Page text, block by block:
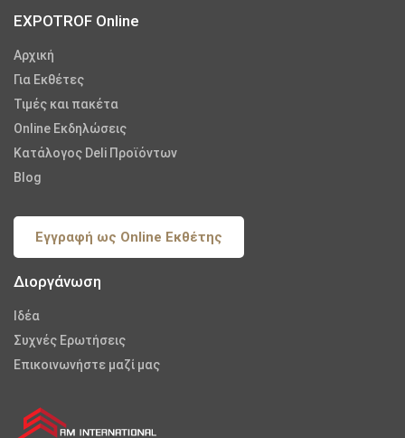
EXPOTROF Online
Αρχική
Για Εκθέτες
Τιμές και πακέτα
Online Εκδηλώσεις
Κατάλογος Deli Προϊόντων
Blog
Εγγραφή ως Online Εκθέτης
Διοργάνωση
Iδέα
Συχνές Ερωτήσεις
Επικοινωνήστε μαζί μας